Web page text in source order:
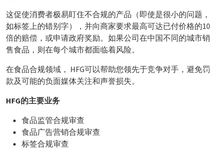
这促使消费者极易盯住不合规的产品（即使是很小的问题，
如标签上的错别字），并向商家要求最高可达已付价格的10
倍的赔偿，或申请政府奖励。如果公司在中国不同的城市销
售食品，则在每个城市都面临着风险。
在食品合规领域， HFG可以帮助您领先于竞争对手，避免罚
款及可能的负面媒体关注和声誉损失。
HFG的主要业务
食品监管合规审查
食品广告营销合规审查
标签合规审查